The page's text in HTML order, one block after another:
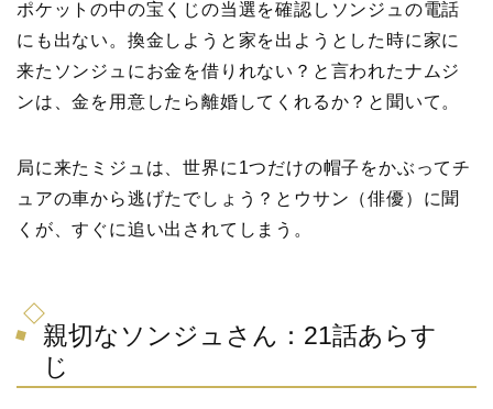
ポケットの中の宝くじの当選を確認しソンジュの電話
にも出ない。換金しようと家を出ようとした時に家に
来たソンジュにお金を借りれない？と言われたナムジ
ンは、金を用意したら離婚してくれるか？と聞いて。
局に来たミジュは、世界に1つだけの帽子をかぶってチ
ュアの車から逃げたでしょう？とウサン（俳優）に聞
くが、すぐに追い出されてしまう。
親切なソンジュさん：21話あらす
じ